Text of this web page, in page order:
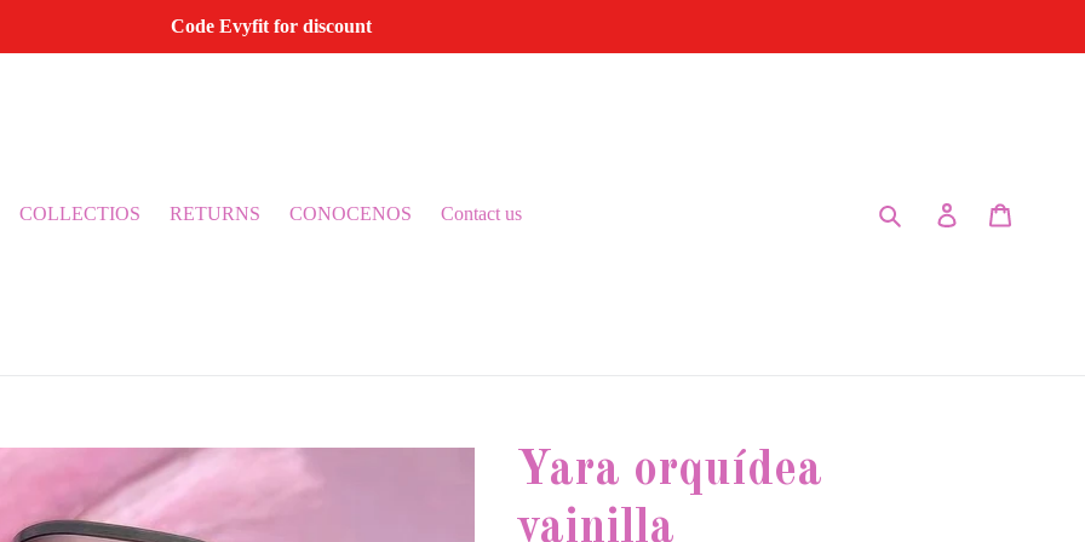
Code Evyfit for discount
COLLECTIOS RETURNS CONOCENOS Contact us Submit Log in
Yara orquídea
vainilla